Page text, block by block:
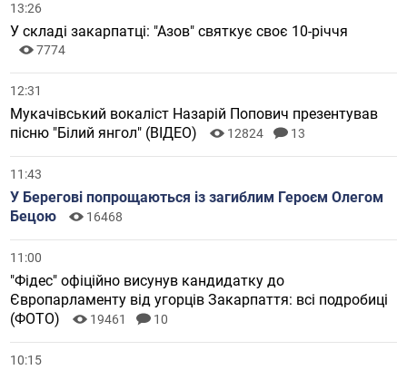
13:26
У складі закарпатці: "Азов" святкує своє 10-річчя
7774
12:31
Мукачівський вокаліст Назарій Попович презентував
пісню "Білий янгол" (ВІДЕО)
12824 13
11:43
У Берегові попрощаються із загиблим Героєм Олегом
Бецою
16468
11:00
"Фідес" офіційно висунув кандидатку до
Європарламенту від угорців Закарпаття: всі подробиці
(ФОТО)
19461 10
10:15